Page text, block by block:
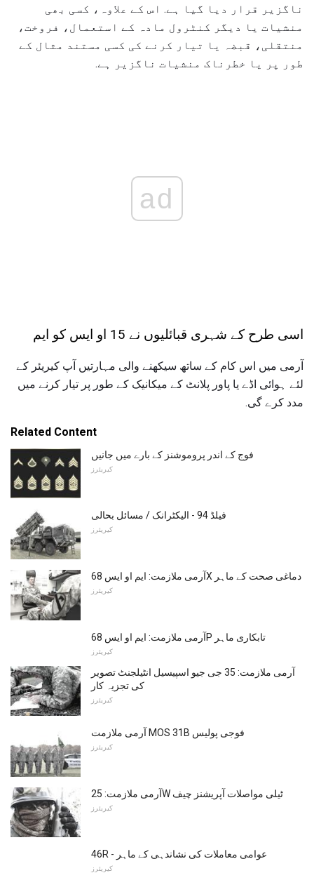
ناگزیر قرار دیا گیا ہے. اس کے علاوہ، کسی بھی
منشیات یا دیگر کنٹرول مادہ کے استعمال، فروخت،
منتقلی، قبضہ یا تیار کرنے کی کسی مستند مثال کے
طور پر یا خطرناک منشیات ناگزیر ہے.
ad
اسی طرح کے شہری قبائلیوں نے 15 او ایس کو ایم
آرمی میں اس کام کے ساتھ سیکھنے والی مہارتیں آپ کیریئر کے
لئے ہوائی اڈے یا پاور پلانٹ کے میکانیک کے طور پر تیار کرنے میں
مدد کرے گی.
Related Content
فوج کے اندر پروموشنز کے بارے میں جانیں
کیریئرز
فیلڈ 94 - الیکٹرانک / مسائل بحالی
کیریئرز
آرمی ملازمت: ایم او ایس 68X دماغی صحت کے ماہر
کیریئرز
آرمی ملازمت: ایم او ایس 68P تابکاری ماہر
کیریئرز
آرمی ملازمت: 35 جی جیو اسپیسیل انٹیلجنٹ تصویر
کی تجزیہ کار
کیریئرز
آرمی ملازمت MOS 31B فوجی پولیس
کیریئرز
آرمی ملازمت: 25W ٹیلی مواصلات آپریشنز چیف
کیریئرز
46R - عوامی معاملات کی نشاندہی کے ماہر
کیریئرز